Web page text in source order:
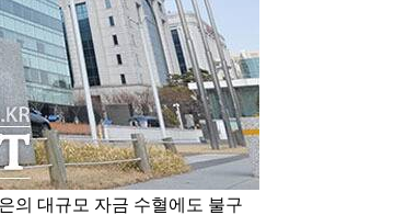
의 대규모 자금 수혈에도 불구